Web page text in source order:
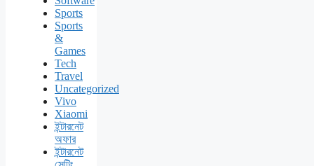
Sports
Sports
&
Games
Tech
Travel
Uncategorized
Vivo
Xiaomi
ইন্টারনেট
অফার
ইন্টারনেট